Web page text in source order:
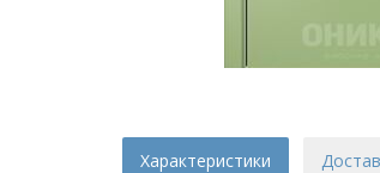
Характеристики